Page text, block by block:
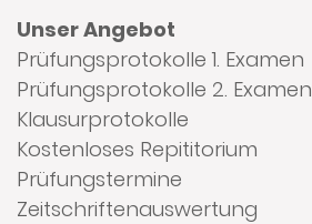
Unser Angebot
Prüfungsprotokolle 1. Examen
Prüfungsprotokolle 2. Examen
Klausurprotokolle
Kostenloses Repititorium
Prüfungstermine
Zeitschriftenauswertung